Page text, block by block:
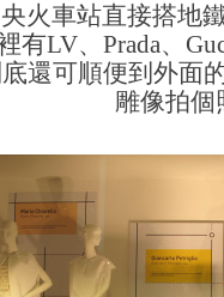
火車站直接搭地
LV、Prada、
還可順便到外面
雕像拍個